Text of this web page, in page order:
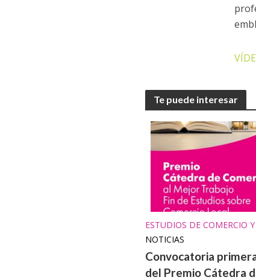
Te puede interesar
ESTUDIOS DE COMERCIO
NOTICIAS
Convocatoria
del Premio Cátedra